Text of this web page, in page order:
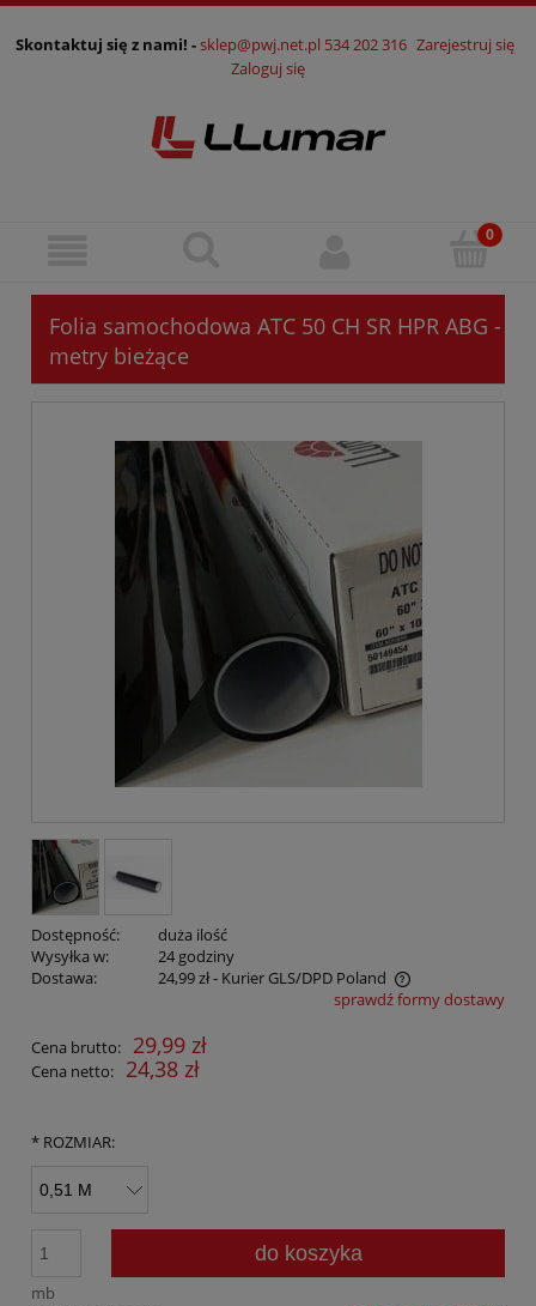
Skontaktuj się z nami! -sklep@pwj.net.pl 534 202 316 Zarejestruj się
Zaloguj się
Folia samochodowa ATC 50 CH SR HPR ABG -
metry bieżące
Dostępność:
duża ilość
Wysyłka w:
24 godziny
Dostawa:
24,99 zł- Kurier GLS/DPD Poland
sprawdź formy dostawy
Cena brutto: 29,99 zł
Cena netto: 24,38 zł
* ROZMIAR:
mb
do koszyka